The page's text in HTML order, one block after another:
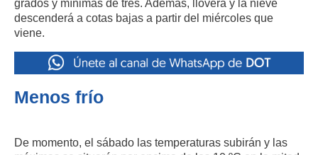
descenderá a cotas bajas a partir del miércoles que
viene.
Menos frío
De momento, el sábado las temperaturas subirán y las